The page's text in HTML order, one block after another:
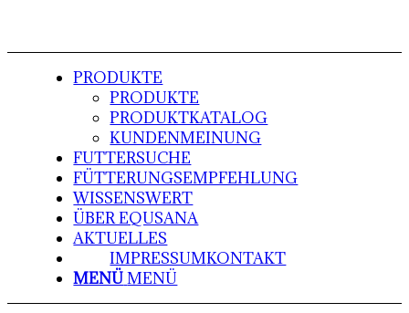
PRODUKTE
PRODUKTE
PRODUKTKATALOG
KUNDENMEINUNG
FUTTERSUCHE
FÜTTERUNGSEMPFEHLUNG
WISSENSWERT
ÜBER EQUSANA
AKTUELLES
KONTAKT
IMPRESSUM
MENÜ MENÜ